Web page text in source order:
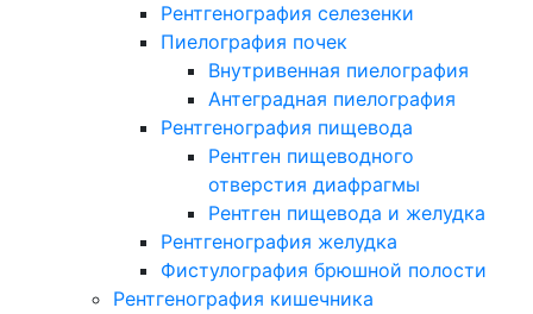
Рентгенография селезенки
Пиелография почек
Внутривенная пиелография
Антеградная пиелография
Рентгенография пищевода
Рентген пищеводного
отверстия диафрагмы
Рентген пищевода и желудка
Рентгенография желудка
Фистулография брюшной полости
Рентгенография кишечника